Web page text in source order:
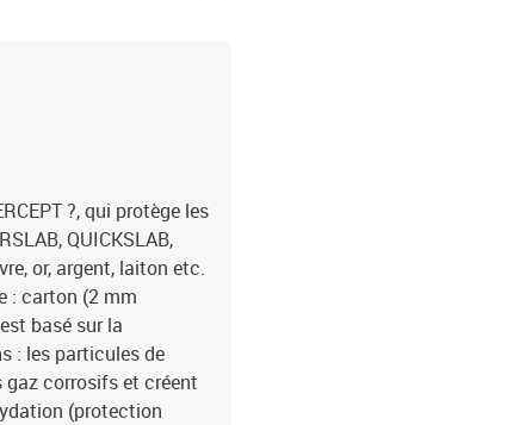
?, qui protège les
QUICKSLAB,
or, argent, laiton etc.
: carton (2 mm
basé sur la
: les particules de
corrosifs et créent
(protection